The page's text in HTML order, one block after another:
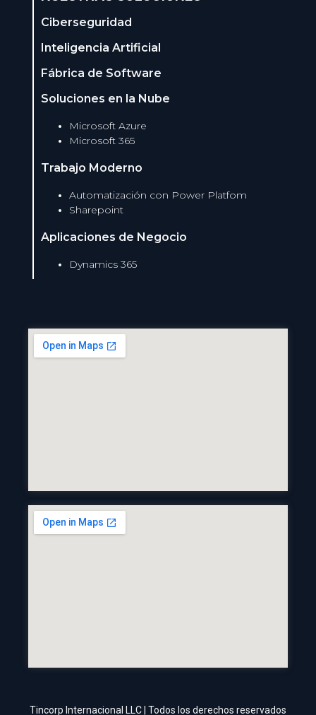
Ciberseguridad
Inteligencia Artificial
Fábrica de Software
Soluciones en la Nube
Microsoft Azure
Microsoft 365
Trabajo Moderno
Automatización con Power Platfom
Sharepoint
Aplicaciones de Negocio
Dynamics 365
Tincorp Internacional LLC | Todos los derechos reservados